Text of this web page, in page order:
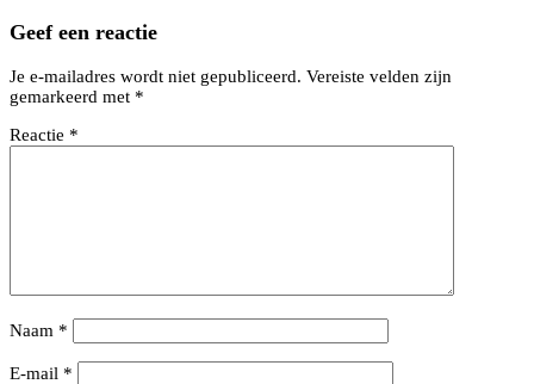
Geef een reactie
Je e-mailadres wordt niet gepubliceerd. Vereiste velden zijn
gemarkeerd met *
Reactie *
Naam *
E-mail *